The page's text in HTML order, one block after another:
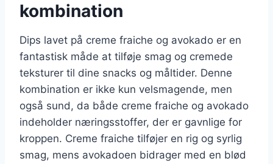
kombination
Dips lavet på creme fraiche og avokado er en
fantastisk måde at tilføje smag og cremede
teksturer til dine snacks og måltider. Denne
kombination er ikke kun velsmagende, men
også sund, da både creme fraiche og avokado
indeholder næringsstoffer, der er gavnlige for
kroppen. Creme fraiche tilføjer en rig og syrlig
smag, mens avokadoen bidrager med en blød